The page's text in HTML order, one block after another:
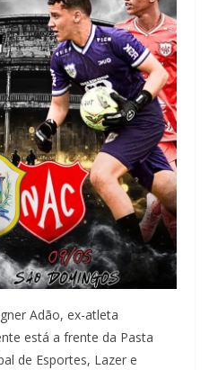
Adão, ex-atleta
está a frente da Pasta
de Esportes, Lazer e